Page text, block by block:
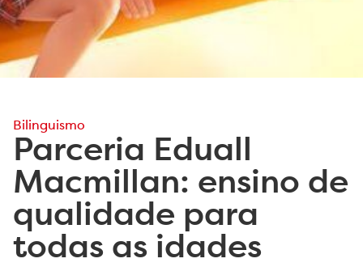
Bilinguismo
Parceria Eduall
Macmillan: ensino de
qualidade para
todas as idades